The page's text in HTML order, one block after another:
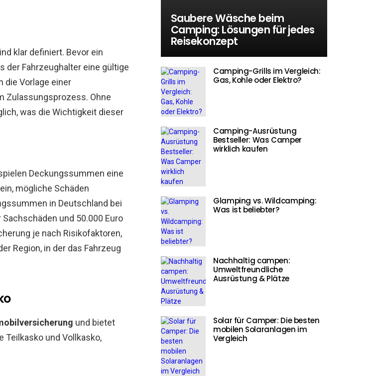
klar definiert. Bevor ein
der Fahrzeughalter eine gültige
Vorlage einer
Zulassungsprozess. Ohne
was die Wichtigkeit dieser
Deckungssummen eine
mögliche Schäden
in Deutschland bei
und 50.000 Euro
je nach Risikofaktoren,
Region, in der das Fahrzeug
und bietet
Teilkasko und Vollkasko,
Saubere Wäsche beim
Camping: Lösungen für jedes
Reisekonzept
Camping-Grills im Vergleich:
Gas, Kohle oder Elektro?
Camping-Ausrüstung
Bestseller: Was Camper
wirklich kaufen
Glamping vs. Wildcamping:
Was ist beliebter?
Nachhaltig campen:
Umweltfreundliche
Ausrüstung & Plätze
Solar für Camper: Die besten
mobilen Solaranlagen im
Vergleich